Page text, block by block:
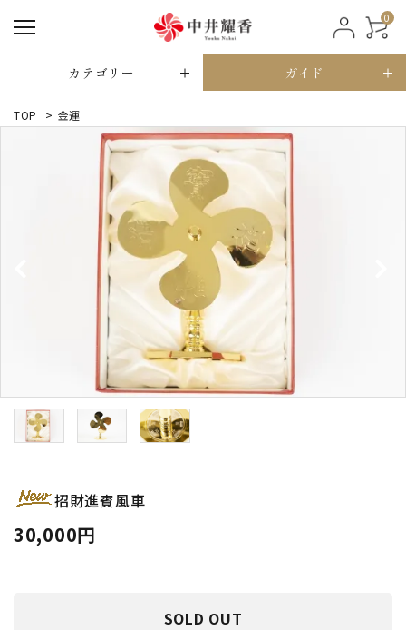
0
カテゴリー ガイド
TOP > 金運
招財進賓風車
30,000円
SOLD OUT